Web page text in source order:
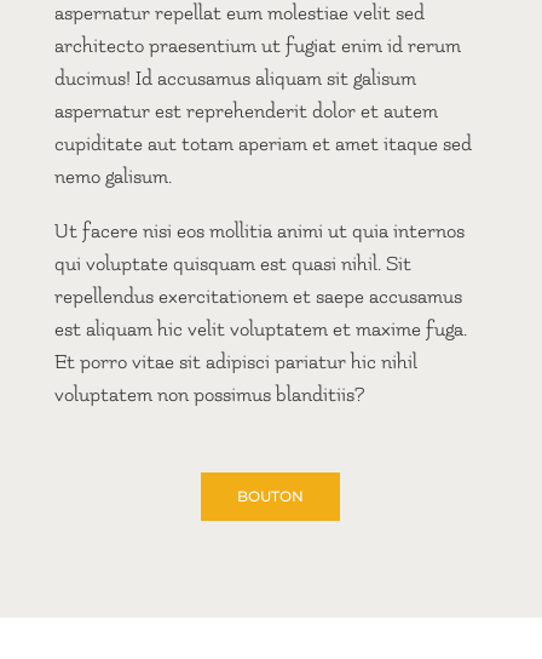
aspernatur repellat eum molestiae velit sed
architecto praesentium ut fugiat enim id rerum
ducimus! Id accusamus aliquam sit galisum
aspernatur est reprehenderit dolor et autem
cupiditate aut totam aperiam et amet itaque sed
nemo galisum.
Ut facere nisi eos mollitia animi ut quia internos
qui voluptate quisquam est quasi nihil. Sit
repellendus exercitationem et saepe accusamus
est aliquam hic velit voluptatem et maxime fuga.
Et porro vitae sit adipisci pariatur hic nihil
voluptatem non possimus blanditiis?
BOUTON